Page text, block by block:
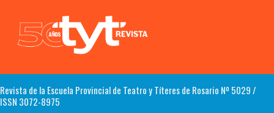
Revista de la Escuela Provincial de Teatro y Títeres de Rosario Nº 5029 /
ISSN 3072-8975